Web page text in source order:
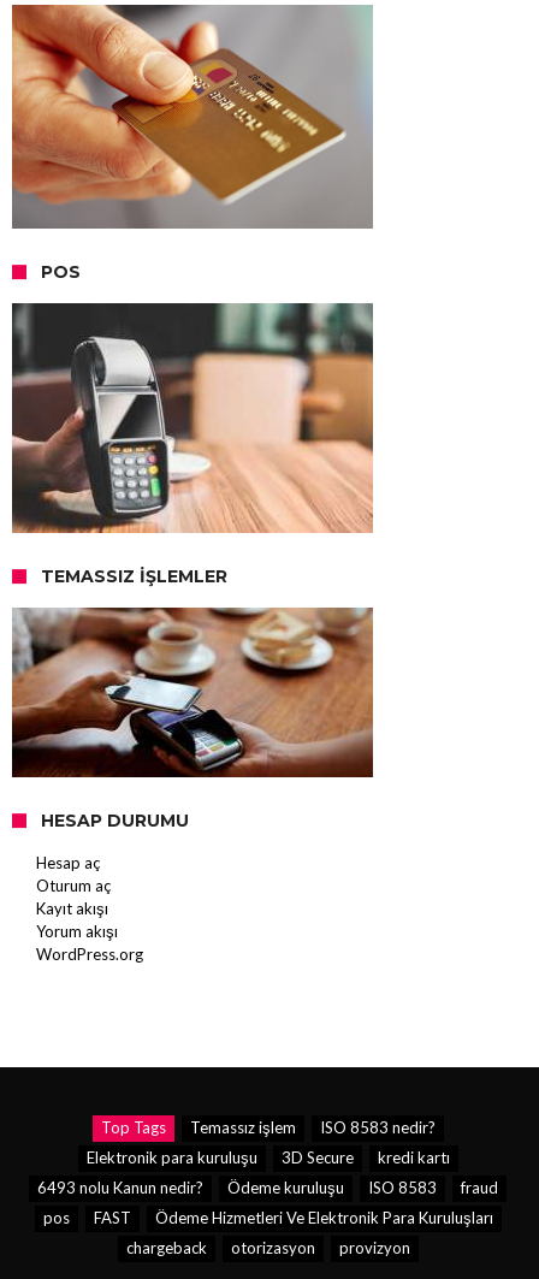
POS
TEMASSIZ İŞLEMLER
HESAP DURUMU
Hesap aç
Oturum aç
Kayıt akışı
Yorum akışı
WordPress.org
Top Tags Temassız işlem
ISO 8583 nedir?
Elektronik para kuruluşu
3D Secure
kredi kartı
6493 nolu Kanun nedir?
Ödeme kuruluşu ISO 8583
fraud
pos
FAST
Ödeme Hizmetleri Ve Elektronik Para Kuruluşları
chargeback
otorizasyon provizyon